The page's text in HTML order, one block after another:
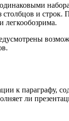
и строк.
легкообозрима.
к параграфу,
ли